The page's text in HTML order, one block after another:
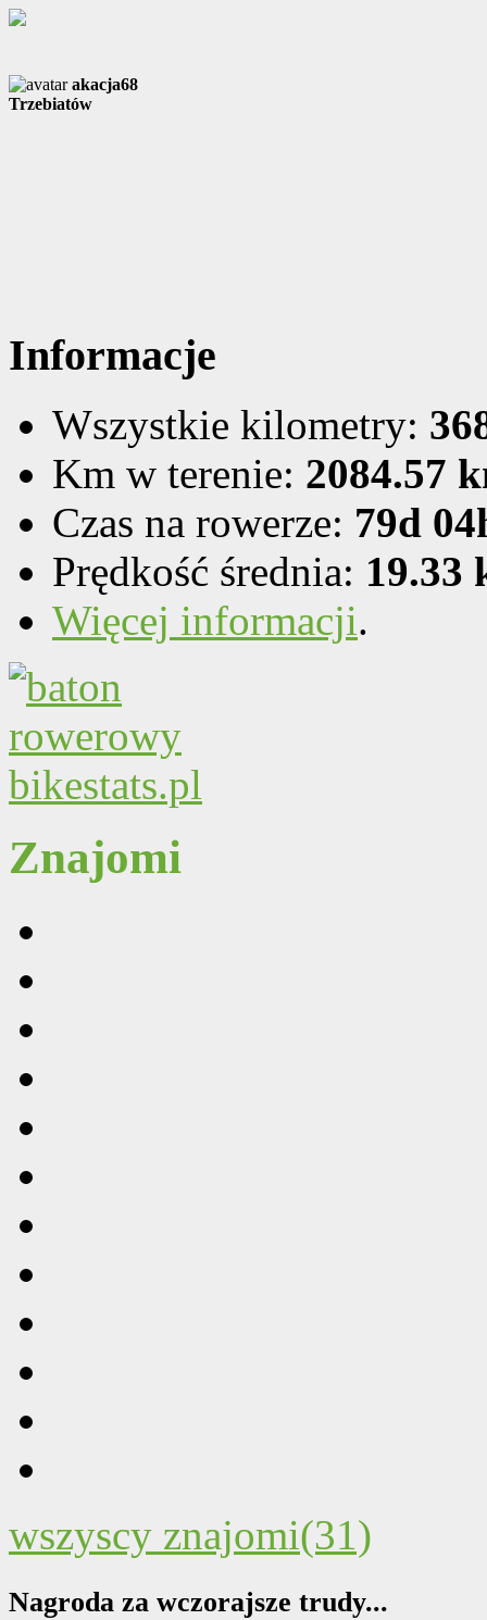
akacja68
Trzebiatów
Informacje
Wszystkie kilometry:
Km w terenie: 2084.57
Czas na rowerze: 79d
Prędkość średnia: 19.33
Więcej informacji.
Znajomi
wszyscy znajomi(31)
Nagroda za wczorajsze trudy...